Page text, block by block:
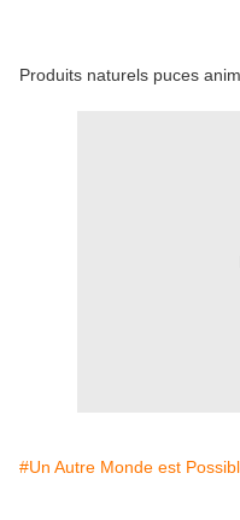
Produits naturels puces
#Un Autre Monde est